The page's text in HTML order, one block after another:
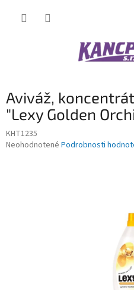
Aviváž,
"Lexy Golden
KHT1235
Priemerné
Neohodnotené Podrobnosti